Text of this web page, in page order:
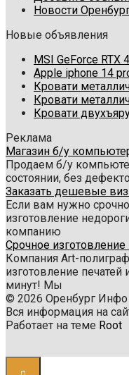
Новости
Новые объявления
MSI GeForce RTX
Apple iphone 14
Кровати
Кровати
Кровати
Реклама
Магазин б/у
Продаем б/у
состоянии, без
Заказать дешевые
Если вам нужно
изготовление
компанию
Срочное
Компания Art-
изготовление
минут! Мы
© 2026 Оренбург Инфо
Вся информация на
Работает на теме Root